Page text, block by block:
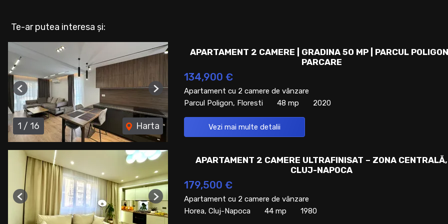
Te-ar putea interesa și:
1 / 16 Harta
Previous Next
APARTAMENT 2 CAMERE | GRADINA 50 MP | PARCUL
PARCARE
134,900 €
Apartament cu 2 camere de vânzare
Parcul Poligon, Floresti
48 mp 2020
Vezi mai multe detalii
Previous Next
APARTAMENT 2 CAMERE ULTRAFINISAT – ZONA CENTRALĂ,
CLUJ-NAPOCA
179,500 €
Apartament cu 2 camere de vânzare
Horea, Cluj-Napoca
44 mp 1980